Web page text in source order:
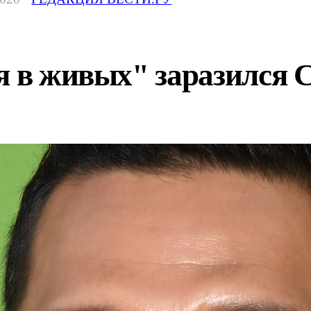
в живых" заразился